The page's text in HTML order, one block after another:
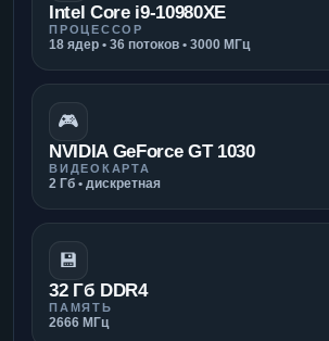
Intel Core i9-10980XE
ПРОЦЕССОР
18 ядер • 36 потоков • 3000 МГц
🎮
NVIDIA GeForce GT 1030
ВИДЕОКАРТА
2 Гб • дискретная
💾
32 Гб DDR4
ПАМЯТЬ
2666 МГц